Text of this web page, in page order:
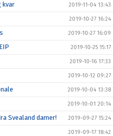
kvar 2019-11-04 13:43
2019-10-27 16:24
2019-10-27 16:09
2019-10-25 15:17
2019-10-16 17:33
2019-10-12 09:27
2019-10-04 13:38
2019-10-01 20:14
Svealand damer! 2019-09-27 15:24
2019-09-17 18:42